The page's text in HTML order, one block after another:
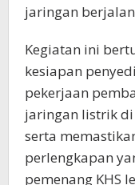
jaringan
Kegiatan ini
kesiapan
pekerjaan
jaringan listrik di
serta
perlengkapan
pemenang KHS